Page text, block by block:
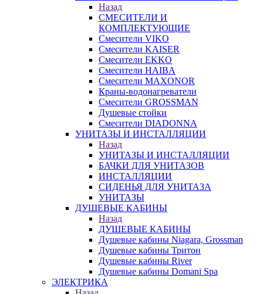
Назад
СМЕСИТЕЛИ И
КОМПЛЕКТУЮЩИЕ
Смесители VIKO
Смесители KAISER
Смесители EKKO
Смесители HAIBA
Смесители MAXONOR
Краны-водонагреватели
Смесители GROSSMAN
Душевые стойки
Смесители DIADONNA
УНИТАЗЫ И ИНСТАЛЛЯЦИИ
Назад
УНИТАЗЫ И ИНСТАЛЛЯЦИИ
БАЧКИ ДЛЯ УНИТАЗОВ
ИНСТАЛЛЯЦИИ
СИДЕНЬЯ ДЛЯ УНИТАЗА
УНИТАЗЫ
ДУШЕВЫЕ КАБИНЫ
Назад
ДУШЕВЫЕ КАБИНЫ
Душевые кабины Niagara, Grossman
Душевые кабины Тритон
Душевые кабины River
Душевые кабины Domani Spa
ЭЛЕКТРИКА